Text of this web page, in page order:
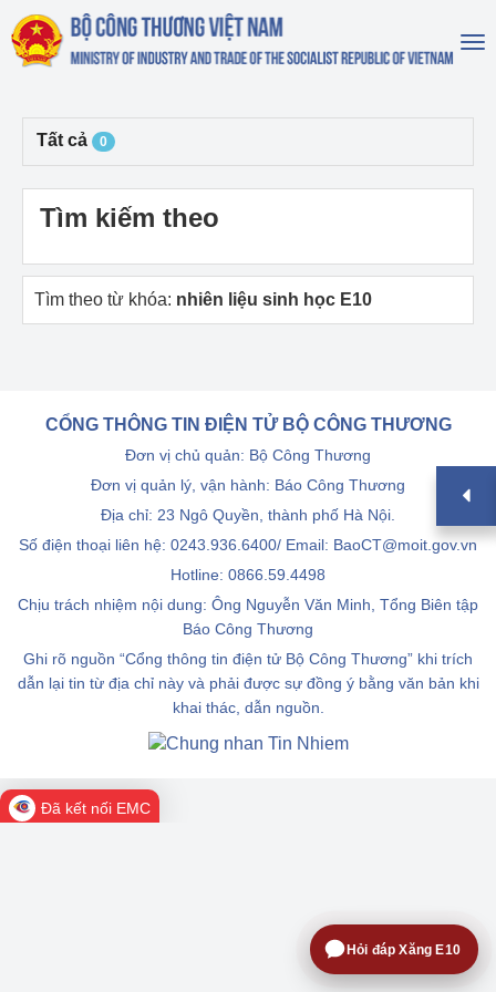
Tất cả 0
Tìm kiếm theo
Tìm theo từ khóa: nhiên liệu sinh học E10
CỔNG THÔNG TIN ĐIỆN TỬ BỘ CÔNG THƯƠNG
Đơn vị chủ quản: Bộ Công Thương
Đơn vị quản lý, vận hành: Báo Công Thương
Địa chỉ: 23 Ngô Quyền, thành phố Hà Nội.
Số điện thoại liên hệ: 0243.936.6400/ Email: BaoCT@moit.gov.vn
Hotline: 0866.59.4498
Chịu trách nhiệm nội dung: Ông Nguyễn Văn Minh, Tổng Biên tập
Báo Công Thương
Ghi rõ nguồn “Cổng thông tin điện tử Bộ Công Thương” khi trích
dẫn lại tin từ địa chỉ này và phải được sự đồng ý bằng văn bản khi
khai thác, dẫn nguồn.
Hỏi đáp Xăng E10
Đã kết nối EMC